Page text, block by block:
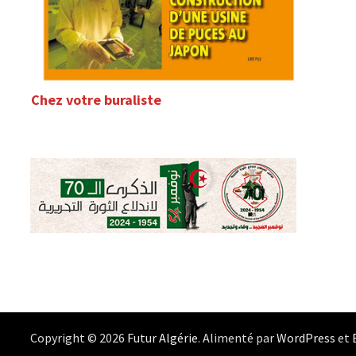
Chez votre buraliste
Copyright © 2026 Futur Algérie. Alimenté parWordPress et